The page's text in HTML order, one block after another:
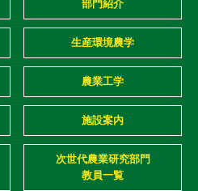
部門紹介
生産環境農学
農業工学
施設案内
次世代農業研究部門
教員一覧